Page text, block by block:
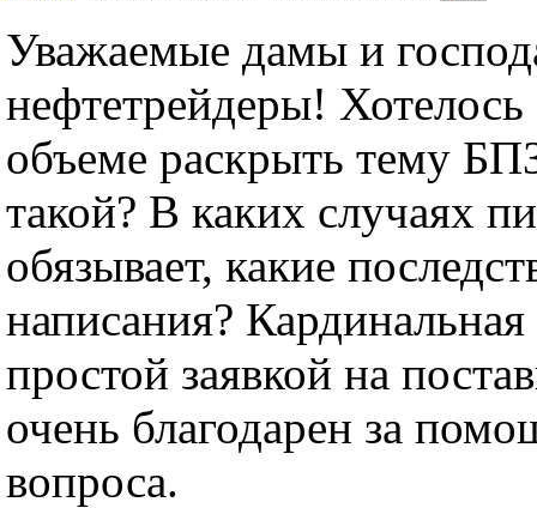
Уважаемые дамы и
нефтетрейдеры!
объеме раскрыть тему
такой? В каких случаях
обязывает, какие
написания?
простой заявкой на
очень благодарен за
вопроса.